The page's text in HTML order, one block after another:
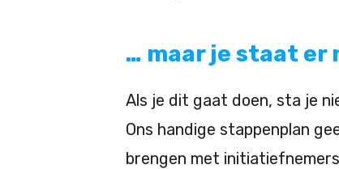
… maar je staat er
Als je dit gaat doen, sta je
Ons handige stappenplan
brengen met